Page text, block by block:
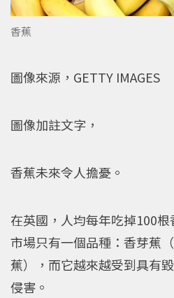
香蕉
圖像來源，GETTY IMAGES
圖像加註文字，
香蕉未來令人擔憂。
在英國，人均每年吃掉100
市場只有一個品種：香芽蕉
蕉），而它越來越受到具有
侵害。